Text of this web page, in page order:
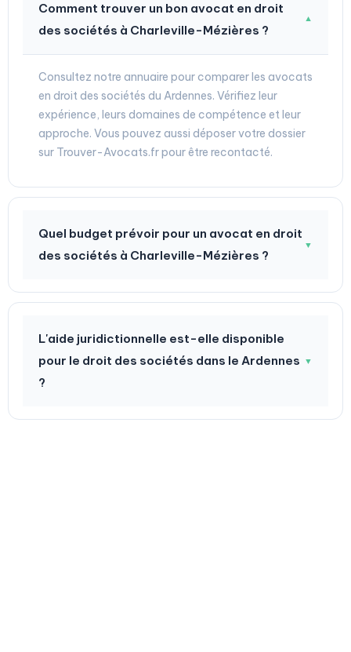
Comment trouver un bon avocat en droit
des sociétés à Charleville-Mézières ?
▼
Consultez notre annuaire pour comparer les avocats
en droit des sociétés du Ardennes. Vérifiez leur
expérience, leurs domaines de compétence et leur
approche. Vous pouvez aussi déposer votre dossier
sur Trouver-Avocats.fr pour être recontacté.
Quel budget prévoir pour un avocat en droit
des sociétés à Charleville-Mézières ?
▼
L'aide juridictionnelle est-elle disponible
pour le droit des sociétés dans le Ardennes
?
▼